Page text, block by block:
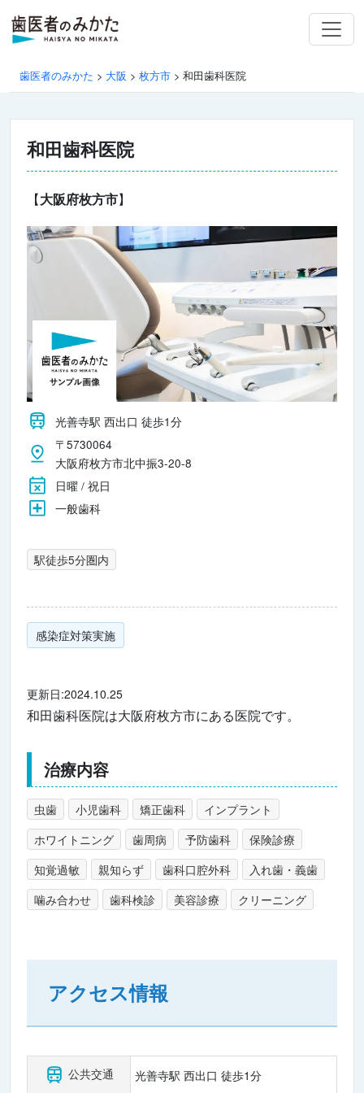
歯医者のみかた > 大阪 > 枚方市 > 和田歯科医院
和田歯科医院
【大阪府枚方市】
光善寺駅 西出口 徒歩1分
〒5730064
大阪府枚方市北中振3-20-8
日曜 / 祝日
一般歯科
駅徒歩5分圏内
感染症対策実施
更新日:2024.10.25
和田歯科医院は大阪府枚方市にある医院です。
治療内容
虫歯 小児歯科 矯正歯科
インプラント
ホワイトニング
歯周病 予防歯科
保険診療
知覚過敏
親知らず 歯科口腔外科
入れ歯・義歯
噛み合わせ
歯科検診 美容診療 クリーニング
アクセス情報
公共交通 光善寺駅 西出口 徒歩1分